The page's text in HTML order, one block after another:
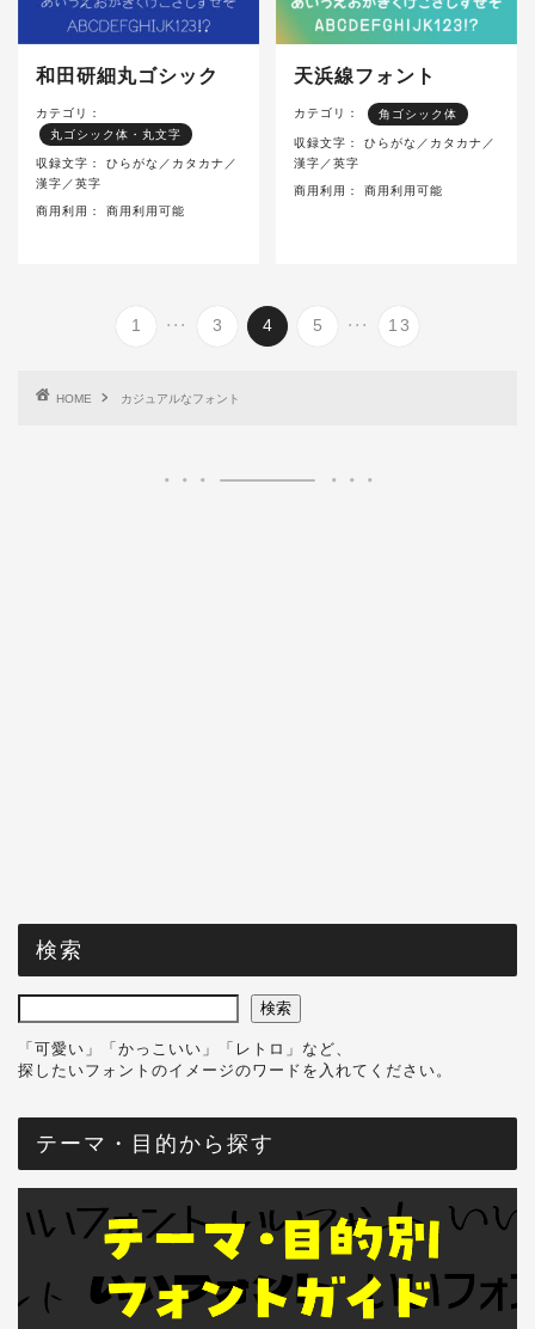
和田研細丸ゴシック
カテゴリ：
丸ゴシック体・丸文字
収録文字：
ひらがな／カタカナ／
漢字／英字
商用利用： 商用利用可能
天浜線フォント
カテゴリ： 角ゴシック体
収録文字：
ひらがな／カタカナ／
漢字／英字
商用利用： 商用利用可能
1 ... 3 4 5 ... 13
HOME カジュアルなフォント
検索
検索
「可愛い」「かっこいい」「レトロ」など、
探したいフォントのイメージのワードを入れてください。
テーマ・目的から探す